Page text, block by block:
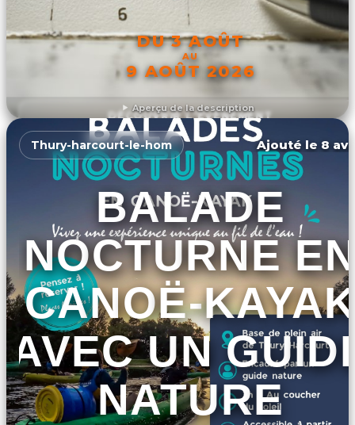
Aperçu de la description
DU 3 AOÛT
AU
9 AOÛT 2026
DÉCOUVRIR L'ÉVÉNEMENT
Thury-harcourt-le-hom Ajouté le 8
BALADE
NOCTURNE
CANOË-
AVEC UN
NATURE